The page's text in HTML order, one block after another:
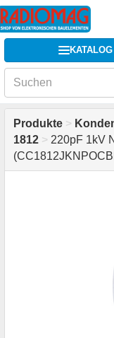
KATALOG
Produkte >
1812 > 220pF 1kV